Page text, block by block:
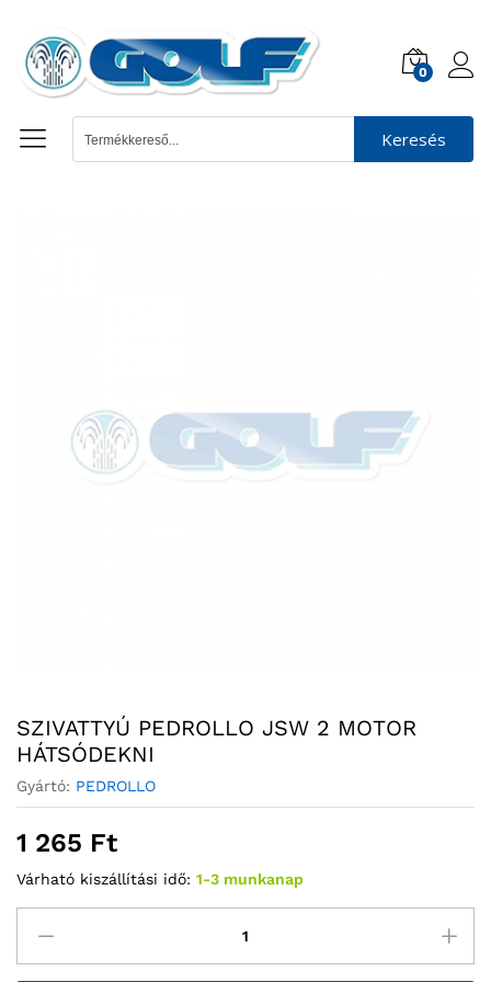
0
Keresés
SZIVATTYÚ PEDROLLO JSW 2 MOTOR
HÁTSÓDEKNI
Gyártó: PEDROLLO
1 265 Ft
Várható kiszállítási idő: 1-3 munkanap